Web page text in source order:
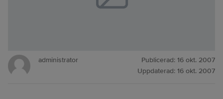
administrator Publicerad: 16 okt. 2007
Uppdaterad: 16 okt. 2007